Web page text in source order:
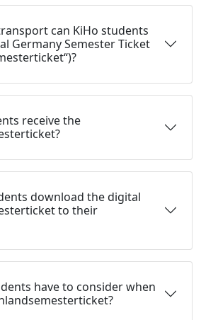
can KiHo students
Germany Semester Ticket
receive the
download the digital
to their
have to consider when